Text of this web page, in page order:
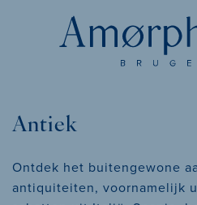
Antiek
Ontdek het buitengewone
antiquiteiten, voornamelijk